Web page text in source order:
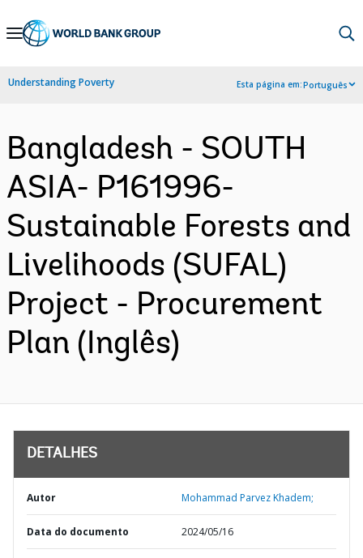
Skip
Navigation
Understanding Poverty Esta página em:Português
Bangladesh - SOUTH
ASIA- P161996-
Sustainable Forests and
Livelihoods (SUFAL)
Project - Procurement
Plan (Inglês)
DETALHES
Autor Mohammad Parvez Khadem;
Data do documento 2024/05/16